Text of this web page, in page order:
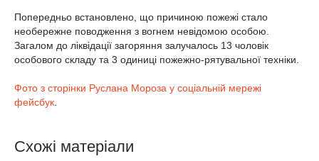
Попередньо встановлено, що причиною пожежі стало
необережне поводження з вогнем невідомою особою.
Загалом до ліквідації загоряння залучалось 13 чоловік
особового складу та 3 одиниці пожежно-рятувальної техніки.
Фото з сторінки Руслана Мороза у соціальній мережі
фейсбук
Схожі матеріали